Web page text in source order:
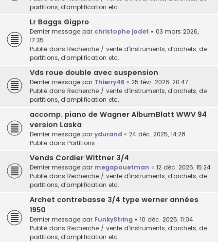
partitions, d'amplification etc.
Lr Baggs Gigpro
Dernier message par christophe jodet « 03 mars 2026,
17:35
Publié dans Recherche / vente d'instruments, d'archets, de
partitions, d'amplification etc.
Vds roue double avec suspension
Dernier message par Thierry46 « 25 févr. 2026, 20:47
Publié dans Recherche / vente d'instruments, d'archets, de
partitions, d'amplification etc.
accomp. piano de Wagner AlbumBlatt WWV 94
version Laska
Dernier message par ydurand « 24 déc. 2025, 14:28
Publié dans Partitions
Vends Cordier Wittner 3/4
Dernier message par megapouetman « 12 déc. 2025, 15:24
Publié dans Recherche / vente d'instruments, d'archets, de
partitions, d'amplification etc.
Archet contrebasse 3/4 type werner années
1950
Dernier message par FunkyString « 10 déc. 2025, 11:04
Publié dans Recherche / vente d'instruments, d'archets, de
partitions, d'amplification etc.